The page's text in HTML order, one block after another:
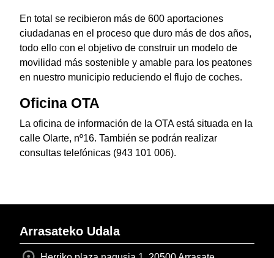
En total se recibieron más de 600 aportaciones
ciudadanas en el proceso que duro más de dos años,
todo ello con el objetivo de construir un modelo de
movilidad más sostenible y amable para los peatones
en nuestro municipio reduciendo el flujo de coches.
Oficina OTA
La oficina de información de la OTA está situada en la
calle Olarte, nº16. También se podrán realizar
consultas telefónicas (943 101 006).
Arrasateko Udala